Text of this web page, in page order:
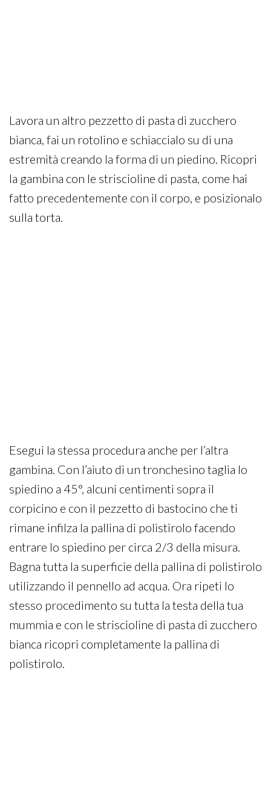
Lavora un altro pezzetto di pasta di zucchero
bianca, fai un rotolino e schiaccialo su di una
estremità creando la forma di un piedino. Ricopri
la gambina con le striscioline di pasta, come hai
fatto precedentemente con il corpo, e posizionalo
sulla torta.
Esegui la stessa procedura anche per l’altra
gambina. Con l’aiuto di un tronchesino taglia lo
spiedino a 45°, alcuni centimenti sopra il
corpicino e con il pezzetto di bastocino che ti
rimane infilza la pallina di polistirolo facendo
entrare lo spiedino per circa 2/3 della misura.
Bagna tutta la superficie della pallina di polistirolo
utilizzando il pennello ad acqua. Ora ripeti lo
stesso procedimento su tutta la testa della tua
mummia e con le striscioline di pasta di zucchero
bianca ricopri completamente la pallina di
polistirolo.